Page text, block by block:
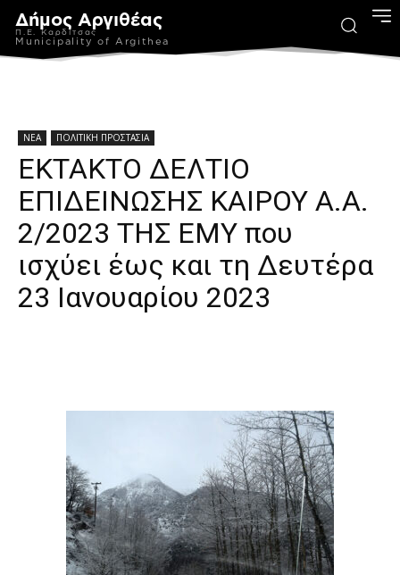
Δήμος Αργιθέας
Π.Ε. Καρδίτσας
Municipality of Argithea
ΝΕΑ ΠΟΛΙΤΙΚΗ ΠΡΟΣΤΑΣΙΑ
ΕΚΤΑΚΤΟ ΔΕΛΤΙΟ
ΕΠΙΔΕΙΝΩΣΗΣ ΚΑΙΡΟΥ Α.Α.
2/2023 ΤΗΣ ΕΜΥ που
ισχύει έως και τη Δευτέρα
23 Ιανουαρίου 2023